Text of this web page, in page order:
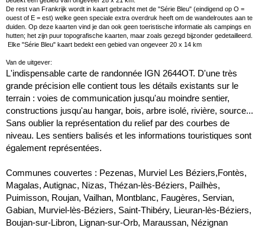
De rest van Frankrijk wordt in kaart gebracht met de "Série Bleu" (eindigend op O =
ouest of E = est) welke geen speciale extra overdruk heeft om de wandelroutes aan te
duiden. Op deze kaarten vind je dan ook geen toeristische informatie als campings en
hutten; het zijn puur topografische kaarten, maar zoals gezegd bijzonder gedetailleerd.
Elke "Série Bleu" kaart bedekt een gebied van ongeveer 20 x 14 km
Van de uitgever:
L'indispensable carte de randonnée IGN 2644OT. D'une très
grande précision elle contient tous les détails existants sur le
terrain : voies de communication jusqu'au moindre sentier,
constructions jusqu'au hangar, bois, arbre isolé, rivière, source...
Sans oublier la représentation du relief par des courbes de
niveau. Les sentiers balisés et les informations touristiques sont
également représentées.
Communes couvertes : Pezenas, Murviel Les Béziers,Fontès,
Magalas, Autignac, Nizas, Thézan-lès-Béziers, Pailhès,
Puimisson, Roujan, Vailhan, Montblanc, Faugères, Servian,
Gabian, Murviel-lès-Béziers, Saint-Thibéry, Lieuran-lès-Béziers,
Boujan-sur-Libron, Lignan-sur-Orb, Maraussan, Nézignan